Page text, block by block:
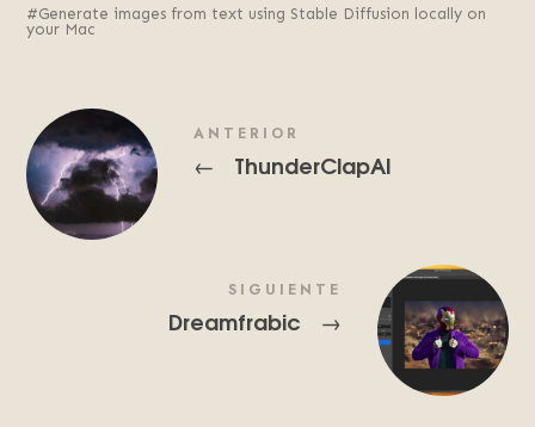
Generate images from text using Stable Diffusion locally on
your Mac
ANTERIOR
← ThunderClapAI
SIGUIENTE
Dreamfrabic →